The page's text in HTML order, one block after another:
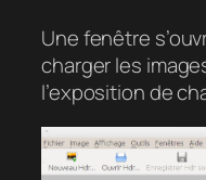
Une fenêtre
charger les
l’exposition de